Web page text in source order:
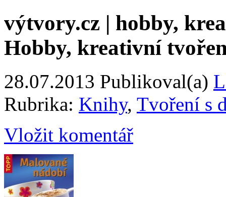
výtvory.cz | hobby,
Hobby, kreativní
28.07.2013 Publikoval(a)
Rubrika: Knihy, Tvoření s
Vložit komentář